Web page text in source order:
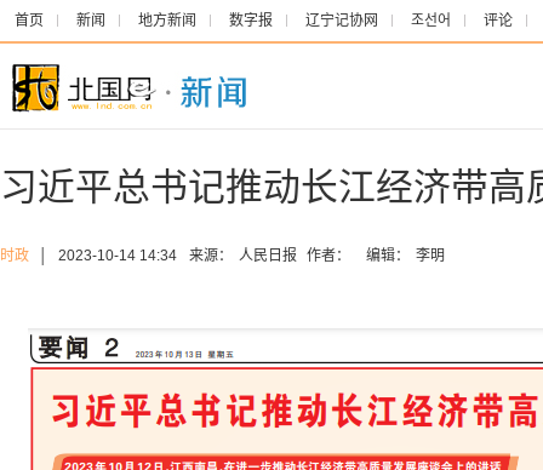
首页 新闻 地方新闻 数字报 辽宁记协网 조선어 评论
习近平总书记推动长江经济带高
时政 2023-10-14 14:34 来源： 人民日报 作者： 编辑： 李明